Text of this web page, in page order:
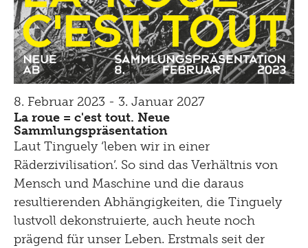
8. Februar 2023 - 3. Januar 2027
La roue = c'est tout. Neue
Sammlungspräsentation
Laut Tinguely ‘leben wir in einer
Räderzivilisation’. So sind das Verhältnis von
Mensch und Maschine und die daraus
resultierenden Abhängigkeiten, die Tinguely
lustvoll dekonstruierte, auch heute noch
prägend für unser Leben. Erstmals seit der